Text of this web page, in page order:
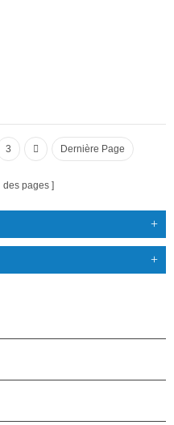
3 Dernière Page
des pages